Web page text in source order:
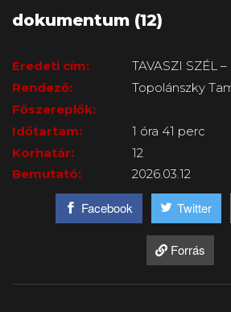
dokumentum (12)
Eredeti cím:
TAVASZI SZÉL
Rendező:
Topolánszky
Főszereplők:
Időtartam:
1 óra 41 perc
Korhatár:
12
Bemutató:
2026.03.12
Facebook Twitter
Forrás